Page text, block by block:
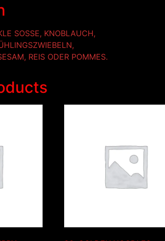
SOSSE, KNOBLAUCH,
REIS ODER POMMES.